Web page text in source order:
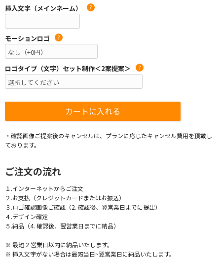
挿入文字（メインネーム） ?
モーションロゴ ?
ロゴタイプ（文字）セット制作＜2案提案＞ ?
・確認画像ご提案後のキャンセルは、プランに応じたキャンセル費用を頂戴し
ております。
ご注文の流れ
１.インターネットからご注文
２.お支払（クレジットカードまたはお振込）
３.ロゴ確認画像ご確認（2. 確認後、翌営業日までに提出）
４.デザイン確定
５.納品（4. 確認後、翌営業日までに納品）
※ 最短 2 営業日以内に納品いたします。
※ 挿入文字がない場合は最短当日~翌営業日に納品いたします。